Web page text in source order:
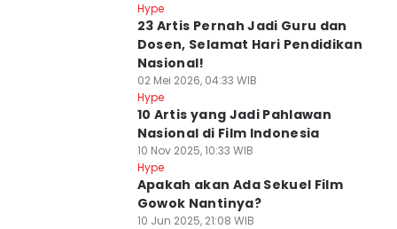
Hype
23 Artis Pernah Jadi Guru dan
Dosen, Selamat Hari Pendidikan
Nasional!
02 Mei 2026, 04:33 WIB
Hype
10 Artis yang Jadi Pahlawan
Nasional di Film Indonesia
10 Nov 2025, 10:33 WIB
Hype
Apakah akan Ada Sekuel Film
Gowok Nantinya?
10 Jun 2025, 21:08 WIB